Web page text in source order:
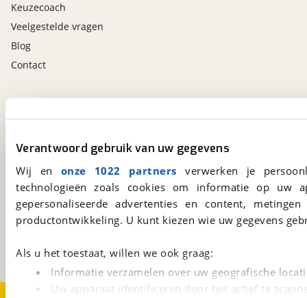
Verantwoord gebruik van uw gegevens
Wij en onze 1022 partners verwerken je
technologieën zoals cookies om informatie op
gepersonaliseerde advertenties en content,
productontwikkeling. U kunt kiezen wie uw gegevens
Als u het toestaat, willen we ook graag:
Informatie verzamelen over uw geografische
Uw apparaat identificeren door het actief te
Keuzecoach
Veelgestelde vragen
Blog
Contact
viaBOVAG.nl
Kosterijland
3981 AJBunnik
BOVAG
Download 'm nu.